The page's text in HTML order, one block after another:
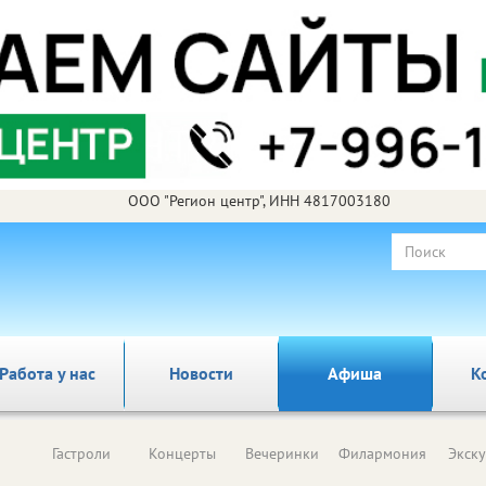
ООО "Регион центр", ИНН 4817003180
у нас Новости Афиша
Гастроли Концерты Вечеринки Филармония